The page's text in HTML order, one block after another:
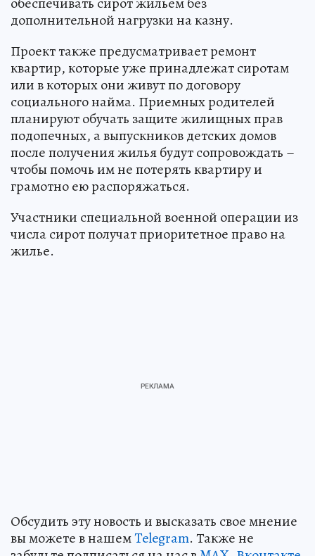
дополнительной нагрузки на казну.
Проект также предусматривает ремонт
квартир, которые уже принадлежат сиротам
или в которых они живут по договору
социального найма. Приемных родителей
планируют обучать защите жилищных прав
подопечных, а выпускников детских домов
после получения жилья будут сопровождать –
чтобы помочь им не потерять квартиру и
грамотно ею распоряжаться.
Участники специальной военной операции из
числа сирот получат приоритетное право на
жилье.
Обсудить эту новость и высказать свое мнение
вы можете в нашемTelegram. Также не